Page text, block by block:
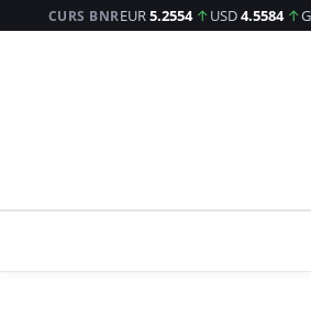
CURS BNR EUR5.2554 ↑USD4.5584 ↑